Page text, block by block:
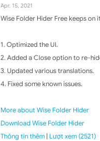
Apr. 15, 2021
Wise Folder Hider Free keeps
1. Optimized the UI.
2. Added a Close option to re-
3. Updated various translations.
4. Fixed some known issues.
More about Wise Folder Hider
Download Wise Folder Hider
Thông tin thêm | Lượt xem (2521)